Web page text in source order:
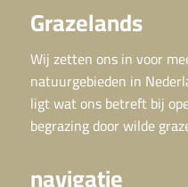
Grazelands
Wij zetten ons in voor
natuurgebieden in
ligt wat ons betreft bij
begrazing door wilde